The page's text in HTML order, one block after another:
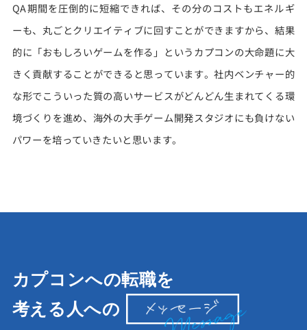
QA期間を圧倒的に短縮できれば、その分のコストもエネルギ
ーも、丸ごとクリエイティブに回すことができますから、結果
的に「おもしろいゲームを作る」というカプコンの大命題に大
きく貢献することができると思っています。社内ベンチャー的
な形でこういった質の高いサービスがどんどん生まれてくる環
境づくりを進め、海外の大手ゲーム開発スタジオにも負けない
パワーを培っていきたいと思います。
カプコンへの転職を
考える人への